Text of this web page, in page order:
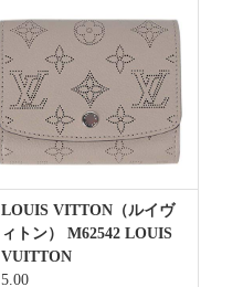
LOUIS VITTON（ルイヴ
ィトン） M62542 LOUIS
VUITTON
5.00